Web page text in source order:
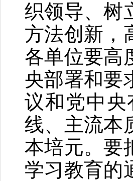
织领导、树
方法创新，
各单位要高
央部署和要
议和党中
线、主流本
本培元。要
学习教育的